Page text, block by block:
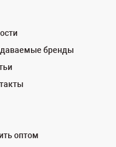
бренды
оптом